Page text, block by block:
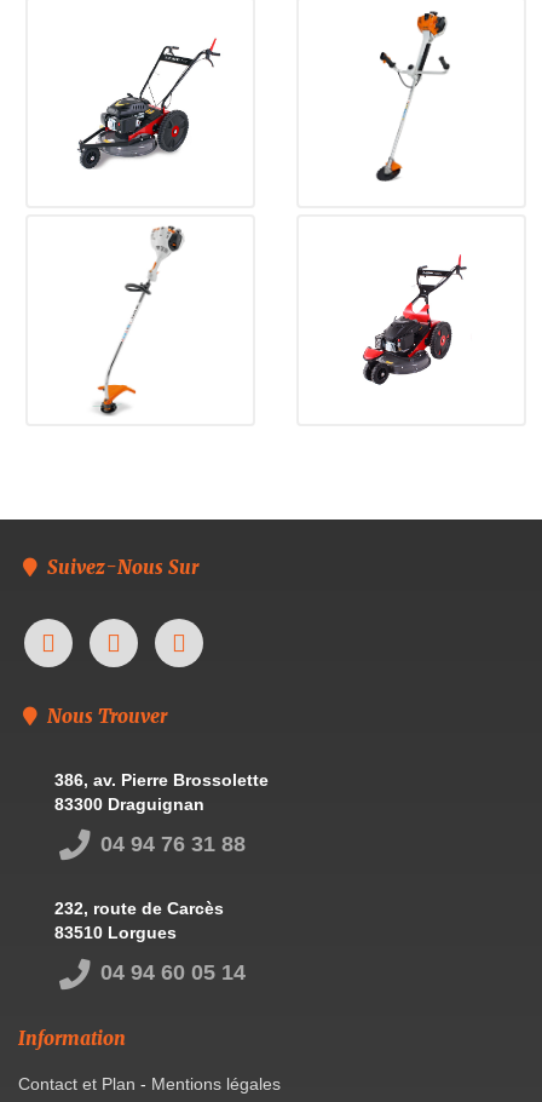
Suivez-Nous Sur
Nous Trouver
386, av. Pierre Brossolette
83300 Draguignan
04 94 76 31 88
232, route de Carcès
83510 Lorgues
04 94 60 05 14
Information
Contact et Plan - Mentions légales